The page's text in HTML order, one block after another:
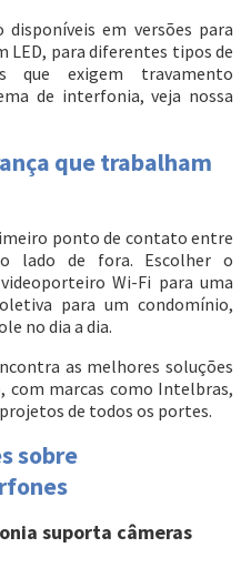
em versões para
LED, para diferentes tipos de
que exigem travamento
de interfonia, veja nossa
que trabalham
ponto de contato entre
lado de fora. Escolher o
Wi-Fi para uma
para um condomínio,
no dia a dia.
as melhores soluções
marcas como Intelbras,
de todos os portes.
sobre
suporta câmeras